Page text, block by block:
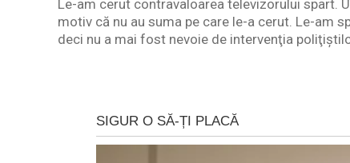
Le-am cerut contravaloarea televizorului spart.
motiv că nu au suma pe care le-a cerut. Le-am
deci nu a mai fost nevoie de intervenţia